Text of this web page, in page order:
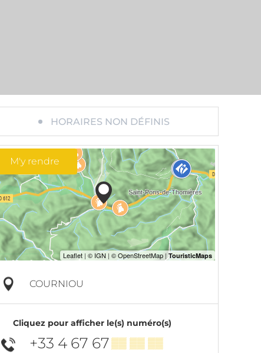
HORAIRES NON DÉFINIS
M'y rendre
COURNIOU
Cliquez pour afficher le(s) numéro(s)
+33 4 67 67▒▒ ▒▒ ▒▒